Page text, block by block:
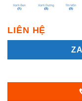
LIÊN HỆ